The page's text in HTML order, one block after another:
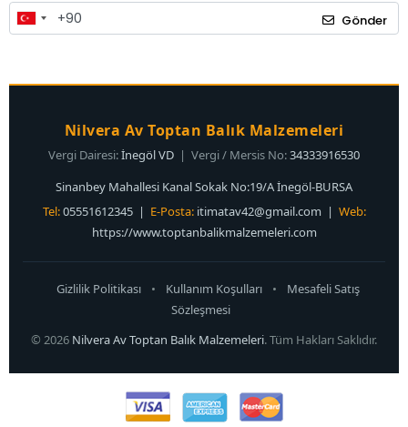
Gönder
Nilvera Av Toptan Balık Malzemeleri
Vergi Dairesi:İnegöl VD | Vergi / Mersis No:34333916530
Sinanbey Mahallesi Kanal Sokak No:19/A İnegöl-BURSA
Tel:05551612345 | E-Posta: itimatav42@gmail.com | Web:
https://www.toptanbalikmalzemeleri.com
Gizlilik Politikası • Kullanım Koşulları •
Mesafeli Satış
Sözleşmesi
© 2026 Nilvera Av Toptan Balık Malzemeleri. Tüm Hakları Saklıdır.